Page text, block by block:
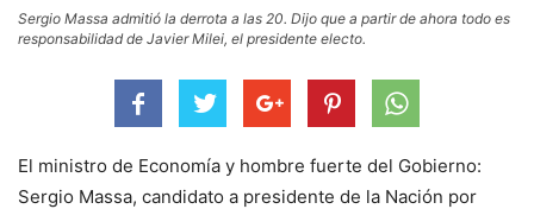
Sergio Massa admitió la derrota a las 20. Dijo que a partir de ahora todo es
responsabilidad de Javier Milei, el presidente electo.
El ministro de Economía y hombre fuerte del Gobierno:
Sergio Massa, candidato a presidente de la Nación por